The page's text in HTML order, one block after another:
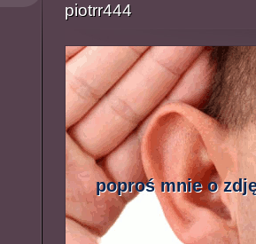
piotrr444
poproś mnie o